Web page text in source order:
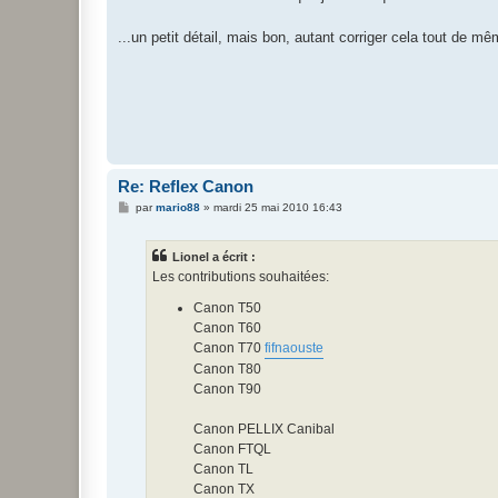
...un petit détail, mais bon, autant corriger cela tout de
Re: Reflex Canon
Mparmario88» mardi 25 mai 2010 16:43
Lionel a écrit :
Les contributions souhaitées:
Canon T50
Canon T60
Canon T70fifnaouste
Canon T80
Canon T90
Canon PELLIX Canibal
Canon FTQL
Canon TL
Canon TX